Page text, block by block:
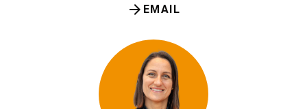
EMAIL
arrow_forward